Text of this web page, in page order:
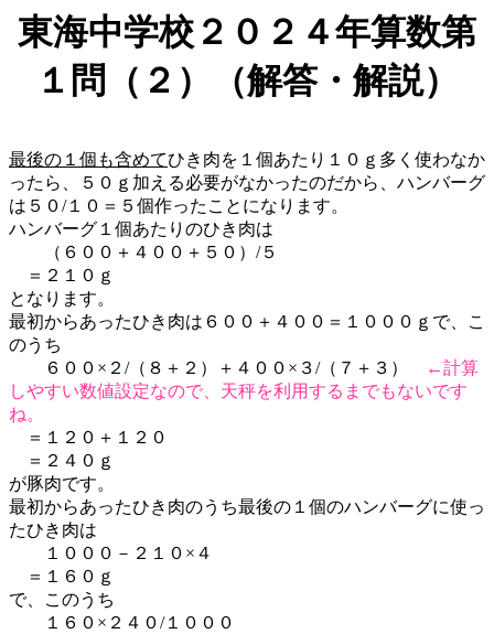
東海中学校２０２４年算数第
１問（２）（解答・解説）
最後の１個も含めてひき肉を１個あたり１０ｇ多く使わなか
ったら、５０ｇ加える必要がなかったのだから、ハンバーグ
は５０/１０＝５個作ったことになります。
ハンバーグ１個あたりのひき肉は
（６００＋４００＋５０）/５
＝２１０ｇ
となります。
最初からあったひき肉は６００＋４００＝１０００ｇで、こ
のうち
６００×２/（８＋２）＋４００×３/（７＋３）
←計算
しやすい数値設定なので、天秤を利用するまでもないです
ね。
＝１２０＋１２０
＝２４０ｇ
が豚肉です。
最初からあったひき肉のうち最後の１個のハンバーグに使っ
たひき肉は
１０００－２１０×４
＝１６０ｇ
で、このうち
１６０×２４０/１０００